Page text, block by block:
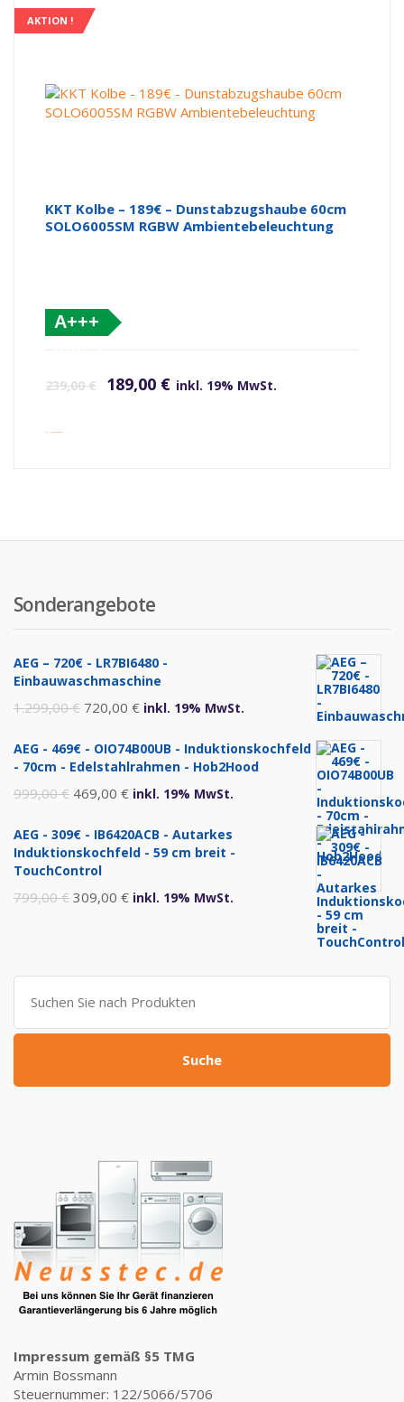
AKTION !
KKT Kolbe – 189€ – Dunstabzugshaube 60cm
SOLO6005SM RGBW Ambientebeleuchtung
A+++
239,00€ 189,00 € inkl. 19% MwSt.
inkl. Versandkosten
Sonderangebote
AEG – 720€ - LR7BI6480 -
Einbauwaschmaschine
1.299,00€ Ursprünglicher
war:
720,00 €Aktueller
ist:
inkl. 19% MwSt.
AEG - 469€ - OIO74B00UB - Induktionskochfeld
- 70cm - Edelstahlrahmen - Hob2Hood
999,00€ Ursprünglicher
war:
999,00 €
469,00 €Aktueller
ist:
inkl. 19% MwSt.
AEG - 309€ - IB6420ACB - Autarkes
Induktionskochfeld - 59 cm breit -
TouchControl
799,00€ Ursprünglicher
799,00 €
309,00 €Aktueller
309,00 €.
inkl. 19% MwSt.
Suche
nach:
Suche
Impressum gemäß §5 TMG
Armin Bossmann
Steuernummer: 122/5066/5706